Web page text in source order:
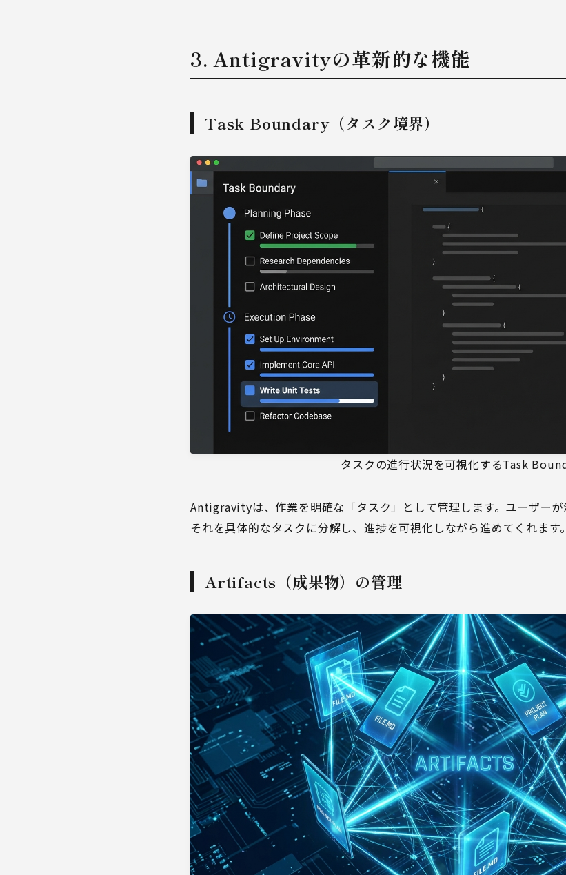
3. Antigravityの革新的な機能
Task Boundary（タスク境界）
タスクの進行状況を可視化するTask
Antigravityは、作業を明確な「タスク」として管理します。ユーザー
それを具体的なタスクに分解し、進捗を可視化しながら進めてくれます。
Artifacts（成果物）の管理